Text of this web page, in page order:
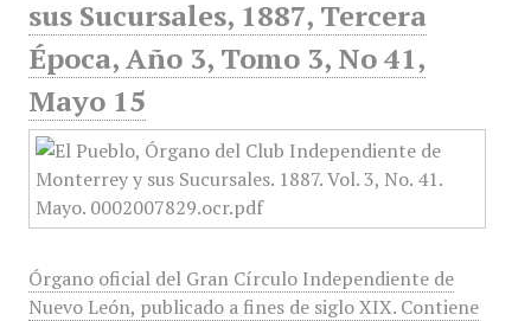
sus Sucursales, 1887, Tercera
Época, Año 3, Tomo 3, No 41,
Mayo 15
Órgano oficial del Gran Círculo Independiente de
Nuevo León, publicado a fines de siglo XIX. Contiene